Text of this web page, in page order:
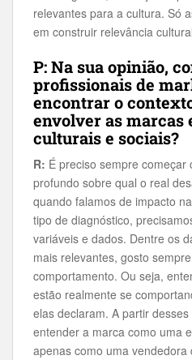
relevantes para a cultura. Só
em construir relevância
P: Na sua opinião,
profissionais de
encontrar o
envolver as marcas
culturais e sociais?
R: É preciso sempre começar
profundo sobre qual o real
quando falamos de impacto
tipo de diagnóstico,
variáveis e dados. Dentre os
mais relevantes, gosto
comportamento. Ou seja,
estão realmente se
elas declaram. A partir
entender a marca como uma
apenas como uma vendedora